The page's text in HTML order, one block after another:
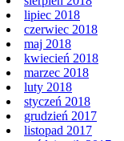
lipiec 2018
czerwiec 2018
maj 2018
kwiecień 2018
marzec 2018
luty 2018
styczeń 2018
grudzień 2017
listopad 2017